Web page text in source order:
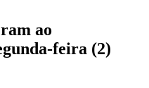
ao
feira (2)